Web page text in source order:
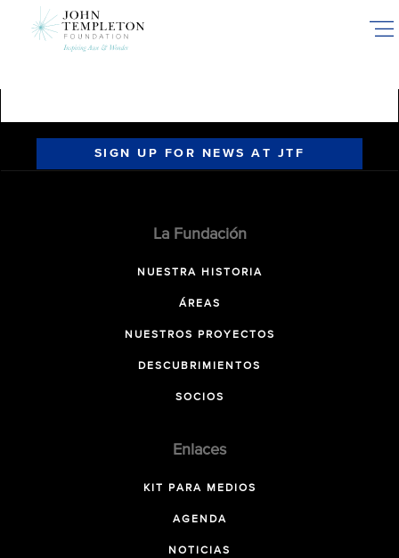
SIGN UP FOR NEWS AT JTF
La Fundación
NUESTRA HISTORIA
ÁREAS
NUESTROS PROYECTOS
DESCUBRIMIENTOS
SOCIOS
Enlaces
KIT PARA MEDIOS
AGENDA
NOTICIAS